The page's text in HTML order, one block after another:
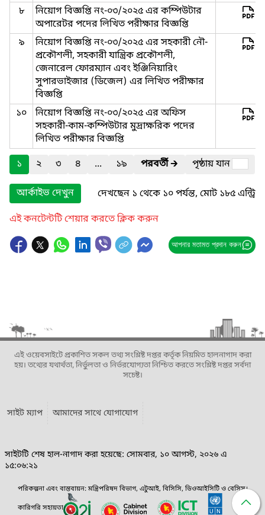
৮
নিয়োগ বিজ্ঞপ্তি নং-০৩/২০২৫ এর কম্পিউটার
অপারেটর পদের লিখিত পরীক্ষার বিজ্ঞপ্তি
৯
নিয়োগ বিজ্ঞপ্তি নং-০৩/২০২৫ এর সহকারী নৌ-
প্রকৌশলী, সহকারী যান্ত্রিক প্রকৌশলী,
জেনারেল ফোরম্যান এবং ইঞ্জিনিয়ারিং
সুপারভাইজার (ডিজেল) এর লিখিত পরীক্ষার
বিজ্ঞপ্তি
১০
নিয়োগ বিজ্ঞপ্তি নং-০৩/২০২৫ এর অফিস
সহকারী-কাম-কম্পিউটার মুদ্রাক্ষরিক পদের
লিখিত পরীক্ষার বিজ্ঞপ্তি
১
২ ৩ ৪ ... ১৯ পরবর্তী🡲 পৃষ্ঠায় যান
আর্কাইভ দেখুন
দেখছেন ১ থেকে ১০ পর্যন্ত, মোট ১৮৫ এন্ট্রি
এই কনটেন্টটি শেয়ার করতে ক্লিক করুন
আপনার মতামত প্রদান করুন
এই ওয়েবসাইটে প্রকাশিত সকল তথ্য সংশ্লিষ্ট দপ্তর কর্তৃক নিয়মিত হালনাগাদ করা
হয়। তথ্যের যথার্থতা, নির্ভুলতা ও নির্ভরযোগ্যতা নিশ্চিত করতে সংশ্লিষ্ট দপ্তর সর্বদা
সচেষ্ট।
সাইট ম্যাপ আমাদের সাথে যোগাযোগ
সাইটটি শেষ হাল-নাগাদ করা হয়েছে: সোমবার, ১০ আগস্ট, ২০২৬ এ
১৫:০৬:২১
পরিকল্পনা এবং বাস্তবায়ন: মন্ত্রিপরিষদ বিভাগ, এটুআই, বিসিসি, ডিওআইসিটি ও বেসিস।
কারিগরি সহায়তা